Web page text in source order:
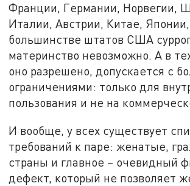
Франции, Германии, Норвегии,
Италии, Австрии, Китае,
большинстве штатов США
материнство невозможно. А в
оно разрешено, допускается с
ограничениями: только для
пользования и не на
И вообще, у всех существует
требований к паре: женатые,
страны и главное – очевидный
дефект, который не позволяет